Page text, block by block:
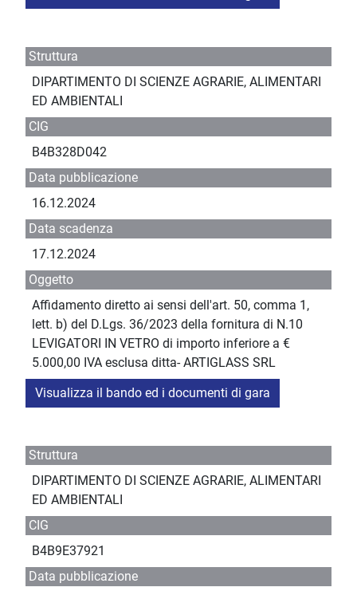
Struttura
DIPARTIMENTO DI SCIENZE AGRARIE, ALIMENTARI
ED AMBIENTALI
CIG
B4B328D042
Data pubblicazione
16.12.2024
Data scadenza
17.12.2024
Oggetto
Affidamento diretto ai sensi dell'art. 50, comma 1,
lett. b) del D.Lgs. 36/2023 della fornitura di N.10
LEVIGATORI IN VETRO di importo inferiore a €
5.000,00 IVA esclusa ditta- ARTIGLASS SRL
Visualizza il bando ed i documenti di gara
Struttura
DIPARTIMENTO DI SCIENZE AGRARIE, ALIMENTARI
ED AMBIENTALI
CIG
B4B9E37921
Data pubblicazione